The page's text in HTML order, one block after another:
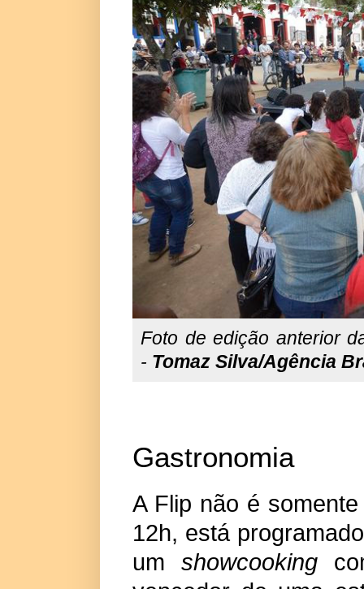
Foto de edição anterior
- Tomaz Silva/Agência
Gastronomia
A Flip não é
12h, está
um showcooking